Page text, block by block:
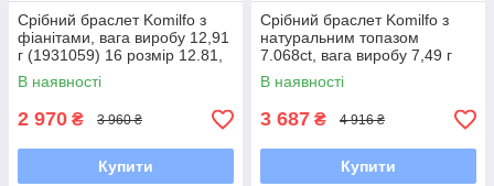
Срібний браслет Komilfo з
фіанітами, вага виробу 12,91
г (1931059) 16 розмір 12.81,
17 см
В наявності
2 970 ₴ 3 960 ₴
Купити
Срібний браслет Komilfo з
натуральним топазом
7.068ct, вага виробу 7,49 г
(2092940) 1720 розмір
В наявності
3 687 ₴ 4 916 ₴
Купити